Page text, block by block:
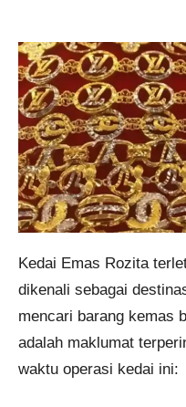
Kedai Emas Rozita
dikenali sebagai
mencari barang kemas
adalah maklumat
waktu operasi kedai ini:​